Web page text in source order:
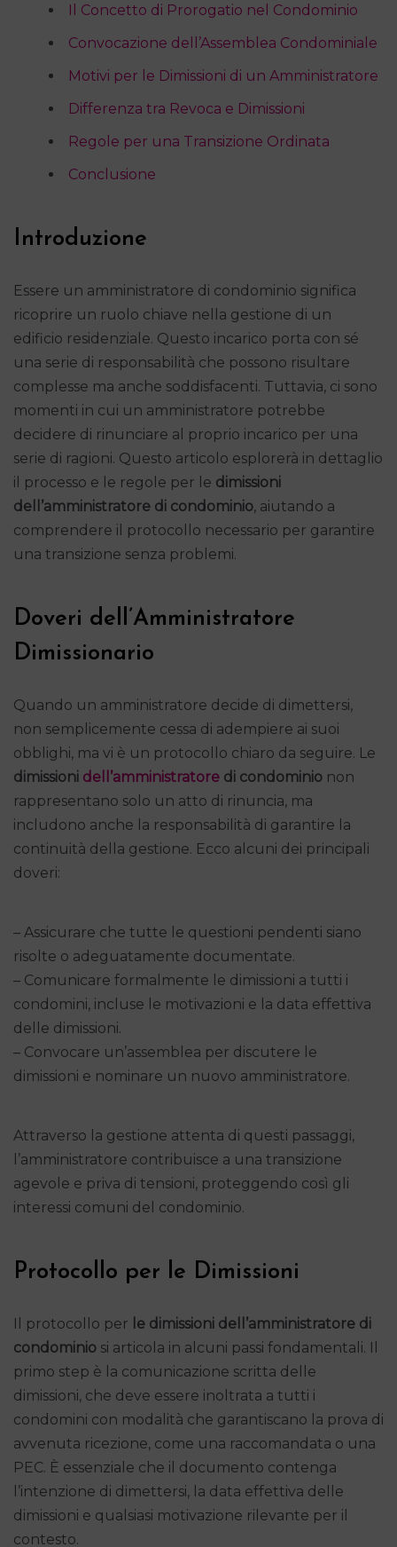
Il Concetto di Prorogatio nel Condominio
Convocazione dell’Assemblea Condominiale
Motivi per le Dimissioni di un Amministratore
Differenza tra Revoca e Dimissioni
Regole per una Transizione Ordinata
Conclusione
Introduzione
Essere un amministratore di condominio significa
ricoprire un ruolo chiave nella gestione di un
edificio residenziale. Questo incarico porta con sé
una serie di responsabilità che possono risultare
complesse ma anche soddisfacenti. Tuttavia, ci sono
momenti in cui un amministratore potrebbe
decidere di rinunciare al proprio incarico per una
serie di ragioni. Questo articolo esplorerà in dettaglio
il processo e le regole per le dimissioni
dell’amministratore di condominio, aiutando a
comprendere il protocollo necessario per garantire
una transizione senza problemi.
Doveri dell’Amministratore
Dimissionario
Quando un amministratore decide di dimettersi,
non semplicemente cessa di adempiere ai suoi
obblighi, ma vi è un protocollo chiaro da seguire. Le
dimissioni dell’amministratore di condominio non
rappresentano solo un atto di rinuncia, ma
includono anche la responsabilità di garantire la
continuità della gestione. Ecco alcuni dei principali
doveri:
– Assicurare che tutte le questioni pendenti siano
risolte o adeguatamente documentate.
– Comunicare formalmente le dimissioni a tutti i
condomini, incluse le motivazioni e la data effettiva
delle dimissioni.
– Convocare un’assemblea per discutere le
dimissioni e nominare un nuovo amministratore.
Attraverso la gestione attenta di questi passaggi,
l’amministratore contribuisce a una transizione
agevole e priva di tensioni, proteggendo così gli
interessi comuni del condominio.
Protocollo per le Dimissioni
Il protocollo per le dimissioni dell’amministratore di
condominio si articola in alcuni passi fondamentali. Il
primo step è la comunicazione scritta delle
dimissioni, che deve essere inoltrata a tutti i
condomini con modalità che garantiscano la prova di
avvenuta ricezione, come una raccomandata o una
PEC. È essenziale che il documento contenga
l’intenzione di dimettersi, la data effettiva delle
dimissioni e qualsiasi motivazione rilevante per il
contesto.